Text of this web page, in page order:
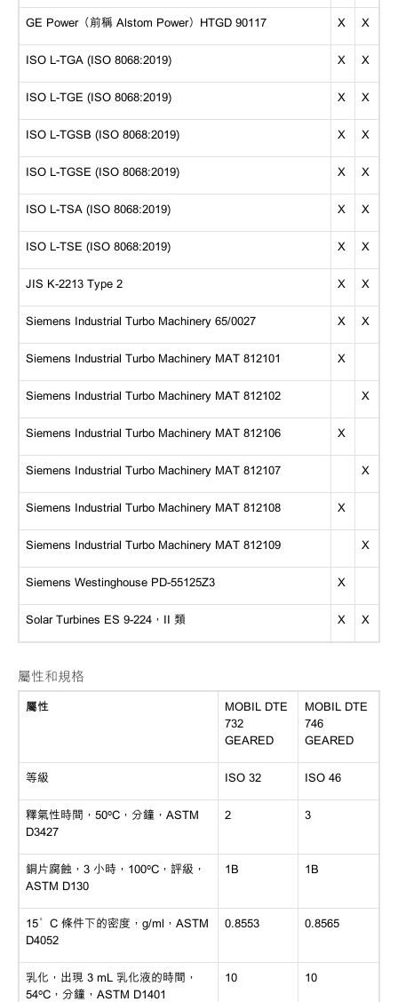
GE Power（前稱 Alstom Power）HTGD 90117 X X
ISO L-TGA (ISO 8068:2019) X X
ISO L-TGE (ISO 8068:2019) X X
ISO L-TGSB (ISO 8068:2019) X X
ISO L-TGSE (ISO 8068:2019) X X
ISO L-TSA (ISO 8068:2019) X X
ISO L-TSE (ISO 8068:2019) X X
JIS K-2213 Type 2 X X
Siemens Industrial Turbo Machinery 65/0027 X X
Siemens Industrial Turbo Machinery MAT 812101 X
Siemens Industrial Turbo Machinery MAT 812102 X
Siemens Industrial Turbo Machinery MAT 812106 X
Siemens Industrial Turbo Machinery MAT 812107 X
Siemens Industrial Turbo Machinery MAT 812108 X
Siemens Industrial Turbo Machinery MAT 812109 X
Siemens Westinghouse PD-55125Z3 X
Solar Turbines ES 9-224， II 類 X X
屬性和規格
屬性
MOBIL DTE
732
GEARED
MOBIL DTE
746
GEARED
等級 ISO 32 ISO 46
釋氣性時間， 50ºC，分鐘，ASTM
D3427
2 3
銅片腐蝕， 3 小時，100ºC，評級，
ASTM D130
1B 1B
15°C 條件下的密度，g/ml，ASTM
D4052
0.8553 0.8565
乳化，出現3 mL 乳化液的時間，
54ºC，分鐘，ASTM D1401
10 10